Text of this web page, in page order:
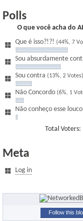
Polls
O que você acha do
Que é isso?!?! (44%, 7
Sou absurdamente
Sou contra (13%, 2 Votes)
Não Concordo (6%, 1
Não conheço esse louco
Total Voters:
Meta
Log in
Follow this